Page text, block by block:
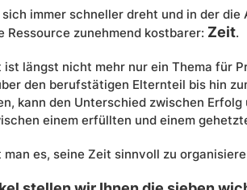
immer schneller dreht und in der
Ressource zunehmend kostbarer: Zeit.
ist längst nicht mehr nur ein Thema für
den berufstätigen Elternteil bis hin
kann den Unterschied zwischen
einem erfüllten und einem
es, seine Zeit sinnvoll zu